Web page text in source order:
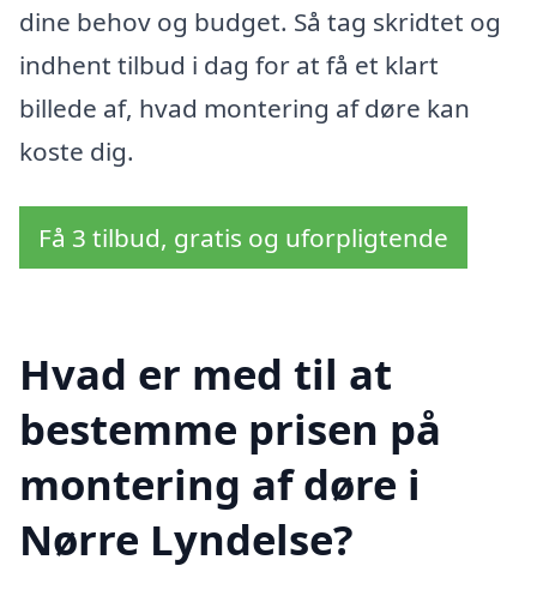
dine behov og budget. Så tag skridtet og
indhent tilbud i dag for at få et klart
billede af, hvad montering af døre kan
koste dig.
Få 3 tilbud, gratis og uforpligtende
Hvad er med til at
bestemme prisen på
montering af døre i
Nørre Lyndelse?